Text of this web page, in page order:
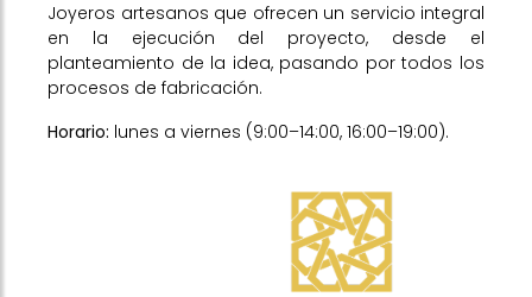
Joyeros artesanos que ofrecen un servicio integral
en la ejecución del proyecto, desde el
planteamiento de la idea, pasando por todos los
procesos de fabricación.
Horario: lunes a viernes (9:00–14:00, 16:00–19:00).